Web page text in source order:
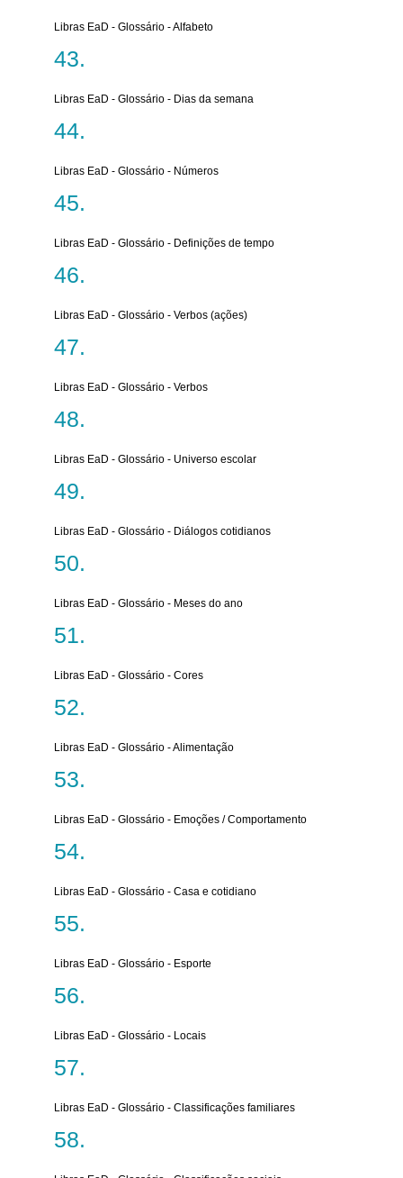
Libras EaD - Glossário - Alfabeto
Libras EaD - Glossário - Dias da semana
Libras EaD - Glossário - Números
Libras EaD - Glossário - Definições de tempo
Libras EaD - Glossário - Verbos (ações)
Libras EaD - Glossário - Verbos
Libras EaD - Glossário - Universo escolar
Libras EaD - Glossário - Diálogos cotidianos
Libras EaD - Glossário - Meses do ano
Libras EaD - Glossário - Cores
Libras EaD - Glossário - Alimentação
Libras EaD - Glossário - Emoções / Comportamento
Libras EaD - Glossário - Casa e cotidiano
Libras EaD - Glossário - Esporte
Libras EaD - Glossário - Locais
Libras EaD - Glossário - Classificações familiares